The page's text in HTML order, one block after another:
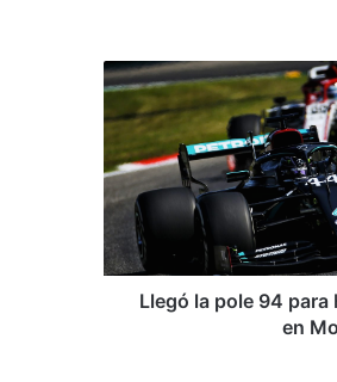
Llegó
la
pole
para
Hamilton,
sétima
en
MonzaLlegó la pole 94
en